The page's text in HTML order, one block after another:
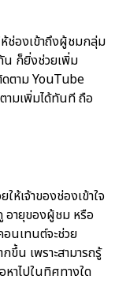
ช่องเข้าถึงผู้ชมกลุ่ม
น ก็ยิ่งช่วยเพิ่ม
ดตาม YouTube
ามเพิ่มได้ทันที ถือ
เจ้าของช่องเข้าใจ
อายุของผู้ชม หรือ
นเทนต์จะช่วย
น เพราะสามารถรู้
หาไปในทิศทางใด